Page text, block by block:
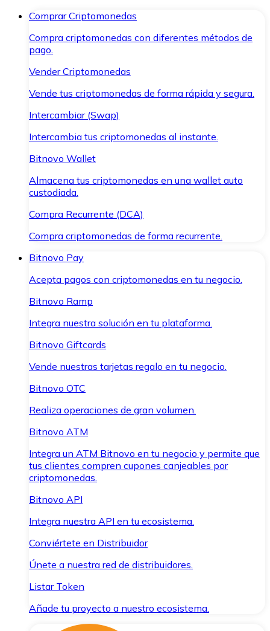
Comprar Criptomonedas
Compra criptomonedas con diferentes métodos de
pago.
Vender Criptomonedas
Vende tus criptomonedas de forma rápida y segura.
Intercambiar (Swap)
Intercambia tus criptomonedas al instante.
Bitnovo Wallet
Almacena tus criptomonedas en una wallet auto
custodiada.
Compra Recurrente (DCA)
Compra criptomonedas de forma recurrente.
Bitnovo Pay
Acepta pagos con criptomonedas en tu negocio.
Bitnovo Ramp
Integra nuestra solución en tu plataforma.
Bitnovo Giftcards
Vende nuestras tarjetas regalo en tu negocio.
Bitnovo OTC
Realiza operaciones de gran volumen.
Bitnovo ATM
Integra un ATM Bitnovo en tu negocio y permite que
tus clientes compren cupones canjeables por
criptomonedas.
Bitnovo API
Integra nuestra API en tu ecosistema.
Conviértete en Distribuidor
Únete a nuestra red de distribuidores.
Listar Token
Añade tu proyecto a nuestro ecosistema.